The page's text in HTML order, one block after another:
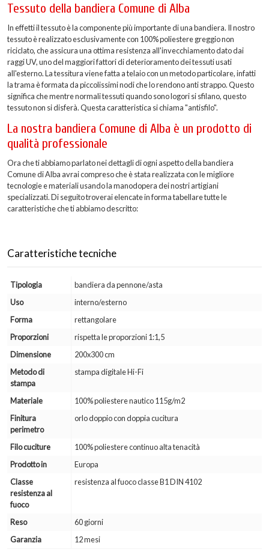
Tessuto della bandiera Comune di Alba
In effetti il tessuto è la componente più importante di una bandiera. Il nostro
tessuto è realizzato esclusivamente con 100% poliestere greggio non
riciclato, che assicura una ottima resistenza all'invecchiamento dato dai
raggi UV, uno del maggiori fattori di deterioramento dei tessuti usati
all'esterno. La tessitura viene fatta a telaio con un metodo particolare, infatti
la trama è formata da piccolissimi nodi che lo rendono anti strappo. Questo
significa che mentre normali tessuti quando sono logori si sfilano, questo
tessuto non si disferà. Questa caratteristica si chiama "antisfilo".
La nostra bandiera Comune di Alba è un prodotto di
qualità professionale
Ora che ti abbiamo parlato nei dettagli di ogni aspetto della bandiera
Comune di Alba avrai compreso che è stata realizzata con le migliore
tecnologie e materiali usando la manodopera dei nostri artigiani
specializzati. Di seguito troverai elencate in forma tabellare tutte le
caratteristiche che ti abbiamo descritto:
Caratteristiche tecniche
Tipologia
bandiera da pennone/asta
Uso
interno/esterno
Forma
rettangolare
Proporzioni
rispetta le proporzioni 1:1,5
Dimensione
200x300 cm
Metodo di
stampa
stampa digitale Hi-Fi
Materiale
100% poliestere nautico 115g/m2
Finitura
perimetro
orlo doppio con doppia cucitura
Filo cuciture
100% poliestere continuo alta tenacità
Prodotto in
Europa
Classe
resistenza al
fuoco
resistenza al fuoco classe B1 DIN 4102
Reso
60 giorni
Garanzia
12 mesi